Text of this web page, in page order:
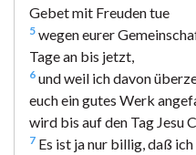
Gebet mit Freuden tue
5 wegen eurer
Tage an bis jetzt,
6 und weil ich davon
euch ein gutes Werk
wird bis auf den Tag Jesu
7 Es ist ja nur billig, daß